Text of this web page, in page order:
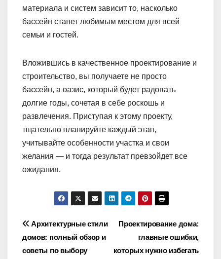
материала и систем зависит то, насколько
бассейн станет любимым местом для всей
семьи и гостей.
Вложившись в качественное проектирование и
строительство, вы получаете не просто
бассейн, а оазис, который будет радовать
долгие годы, сочетая в себе роскошь и
развлечения. Приступая к этому проекту,
тщательно планируйте каждый этап,
учитывайте особенности участка и свои
желания — и тогда результат превзойдет все
ожидания.
Навигация
по
Проектирование дома:
главные ошибки,
которых нужно избегать
Архитектурные стили
домов: полный обзор и
советы по выбору